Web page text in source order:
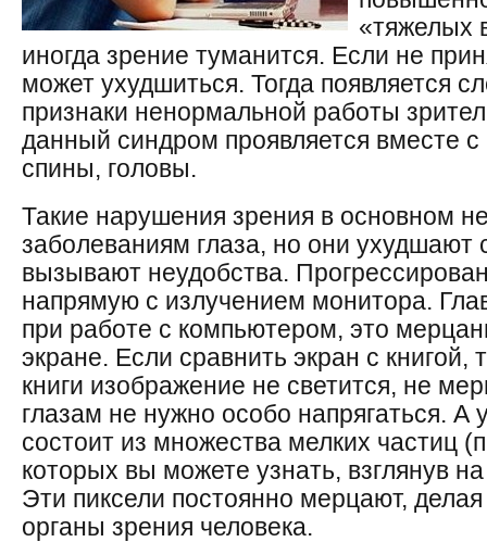
«тяжелых
иногда зрение туманится. Если не
может ухудшиться. Тогда появляется
признаки ненормальной работы
данный синдром проявляется вместе
спины, головы.
Такие нарушения зрения в основном
заболеваниям глаза, но они ухудшают
вызывают неудобства.
напрямую с излучением монитора.
при работе с компьютером, это
экране. Если сравнить экран с книгой,
книги изображение не светится, не
глазам не нужно особо напрягаться. А
состоит из множества мелких частиц
которых вы можете узнать, взглянув
Эти пиксели постоянно мерцают,
органы зрения человека.